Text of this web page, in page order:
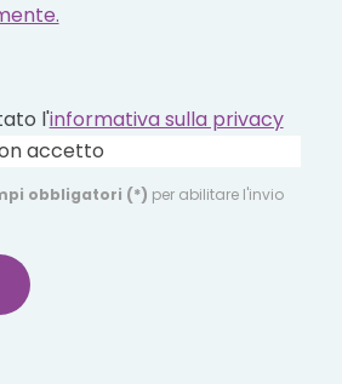
l'informativa sulla privacy
accetto
obbligatori (*) per abilitare l'invio